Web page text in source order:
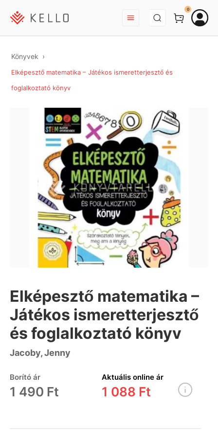
BEJELENTKEZÉS
0
Könyvek
Elképesztő matematika – Játékos ismeretterjesztő és
foglalkoztató könyv
Elképesztő matematika –
Játékos ismeretterjesztő
és foglalkoztató könyv
Jacoby, Jenny
Borító ár
1 490 Ft
Aktuális online ár
1 088 Ft